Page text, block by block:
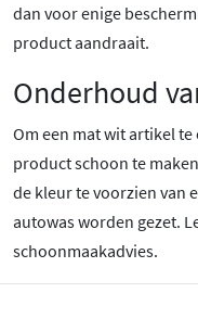
dan voor enige
product aandraait.
Onderhoud
Om een mat wit artikel
product schoon te
de kleur te voorzien van
autowas worden gezet.
schoonmaakadvies.